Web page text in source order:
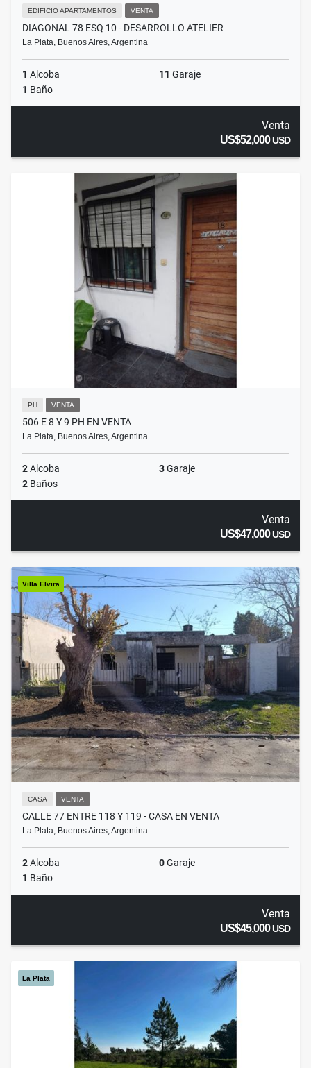
EDIFICIO APARTAMENTOS VENTA
DIAGONAL 78 ESQ 10 - DESARROLLO ATELIER
La Plata, Buenos Aires, Argentina
1 Alcoba 11 Garaje
1 Baño
Venta
US$52,000USD
PH VENTA
506 E 8 Y 9 PH EN VENTA
La Plata, Buenos Aires, Argentina
2Alcoba 3Garaje
2 Baños
Venta
US$47,000USD
Villa Elvira
CASA VENTA
CALLE 77 ENTRE 118 Y 119 - CASA EN VENTA
La Plata, Buenos Aires, Argentina
2Alcoba 0Garaje
1 Baño
Venta
US$45,000USD
La Plata